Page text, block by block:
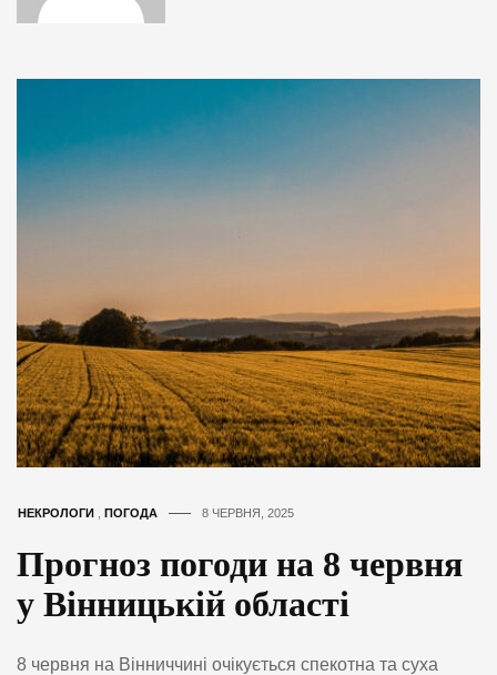
НЕКРОЛОГИ ПОГОДА 8 ЧЕРВНЯ, 2025
Прогноз погоди на 8 червня
у Вінницькій області
8 червня на Вінниччині очікується спекотна та суха